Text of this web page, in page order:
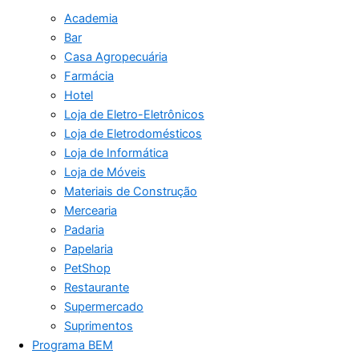
Academia
Bar
Casa Agropecuária
Farmácia
Hotel
Loja de Eletro-Eletrônicos
Loja de Eletrodomésticos
Loja de Informática
Loja de Móveis
Materiais de Construção
Mercearia
Padaria
Papelaria
PetShop
Restaurante
Supermercado
Suprimentos
Programa BEM